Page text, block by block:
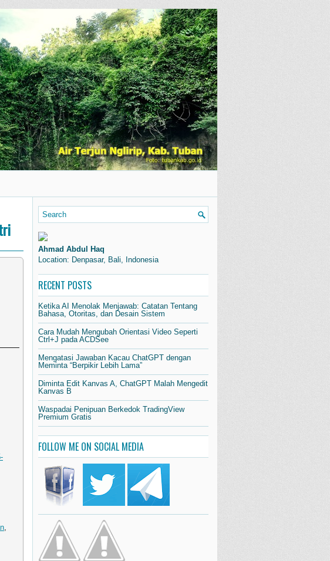
,
Ahmad Abdul Haq
Location: Denpasar, Bali, Indonesia
RECENT POSTS
Ketika AI Menolak Menjawab: Catatan Tentang
Bahasa, Otoritas, dan Desain Sistem
Cara Mudah Mengubah Orientasi Video Seperti
Ctrl+J pada ACDSee
Mengatasi Jawaban Kacau ChatGPT dengan
Meminta “Berpikir Lebih Lama”
Diminta Edit Kanvas A, ChatGPT Malah Mengedit
Kanvas B
Waspadai Penipuan Berkedok TradingView
Premium Gratis
FOLLOW ME ON SOCIAL MEDIA